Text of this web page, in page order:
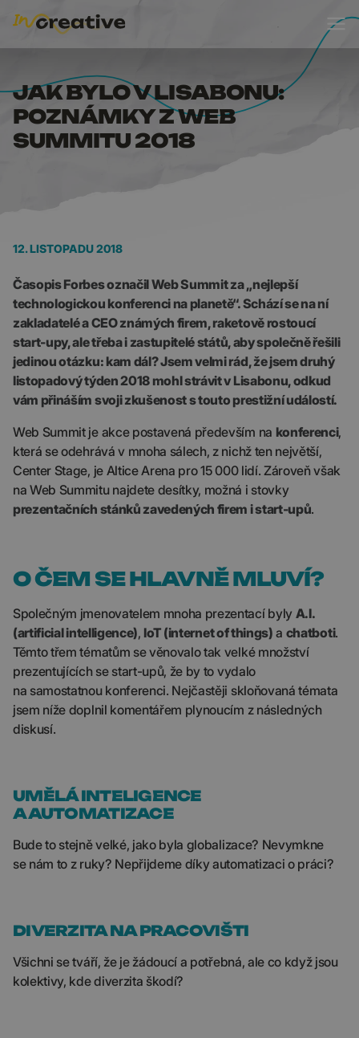
JAK BYLO V
JAK BYLO V LISABONU:
POZNÁMKY Z WEB
SUMMITU 2018
12. LISTOPADU 2018
Časopis Forbes označil Web Summit za „nejlepší
technologickou konferenci na planetě“. Schází se na ní
zakladatelé a CEO známých firem, raketově rostoucí
start-upy, ale třeba i zastupitelé států, aby společně řešili
jedinou otázku: kam dál? Jsem velmi rád, že jsem druhý
listopadový týden 2018 mohl strávit v Lisabonu, odkud
vám přináším svoji zkušenost s touto prestižní událostí.
Web Summit je akce postavená především na konferenci,
která se odehrává v mnoha sálech, z nichž ten největší,
Center Stage, je Altice Arena pro 15 000 lidí. Zároveň však
na Web Summitu najdete desítky, možná i stovky
prezentačních stánků zavedených firem i start-upů.
O ČEM SE HLAVNĚ MLUVÍ?
Společným jmenovatelem mnoha prezentací byly A.I.
(artificial intelligence), IoT (internet of things) a chatboti.
Těmto třem tématům se věnovalo tak velké množství
prezentujících se start-upů, že by to vydalo
na samostatnou konferenci. Nejčastěji skloňovaná témata
jsem níže doplnil komentářem plynoucím z následných
diskusí.
UMĚLÁ INTELIGENCE
A AUTOMATIZACE
Bude to stejně velké, jako byla globalizace? Nevymkne
se nám to z ruky? Nepřijdeme díky automatizaci o práci?
DIVERZITA NA PRACOVIŠTI
Všichni se tváří, že je žádoucí a potřebná, ale co když jsou
kolektivy, kde diverzita škodí?